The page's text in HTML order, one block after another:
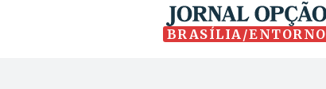
BRASÍLIA/ENTORNO